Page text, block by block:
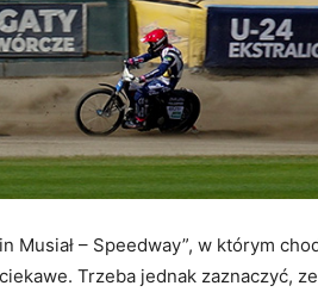
Musiał – Speedway”, w którym
Trzeba jednak zaznaczyć,